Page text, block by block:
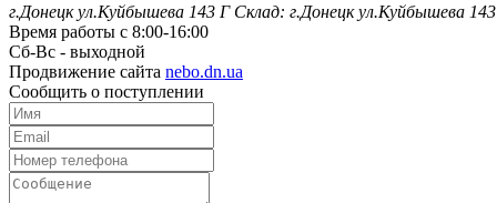
г.Донецк ул.Куйбышева 143 Г Склад: г.Донецк ул.Куйбышева
Время работы с 8:00-16:00
Сб-Вс - выходной
Продвижение сайта nebo.dn.ua
Сообщить о поступлении